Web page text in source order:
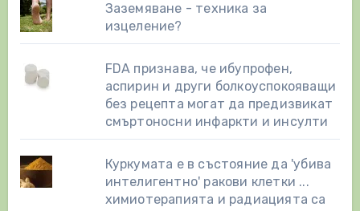
Заземяване - техника за
изцеление?
FDA признава, че ибупрофен,
аспирин и други болкоуспокояващи
без рецепта могат да предизвикат
смъртоносни инфаркти и инсулти
Куркумата е в състояние да 'убива
интелигентно' ракови клетки ...
химиотерапията и радиацията са